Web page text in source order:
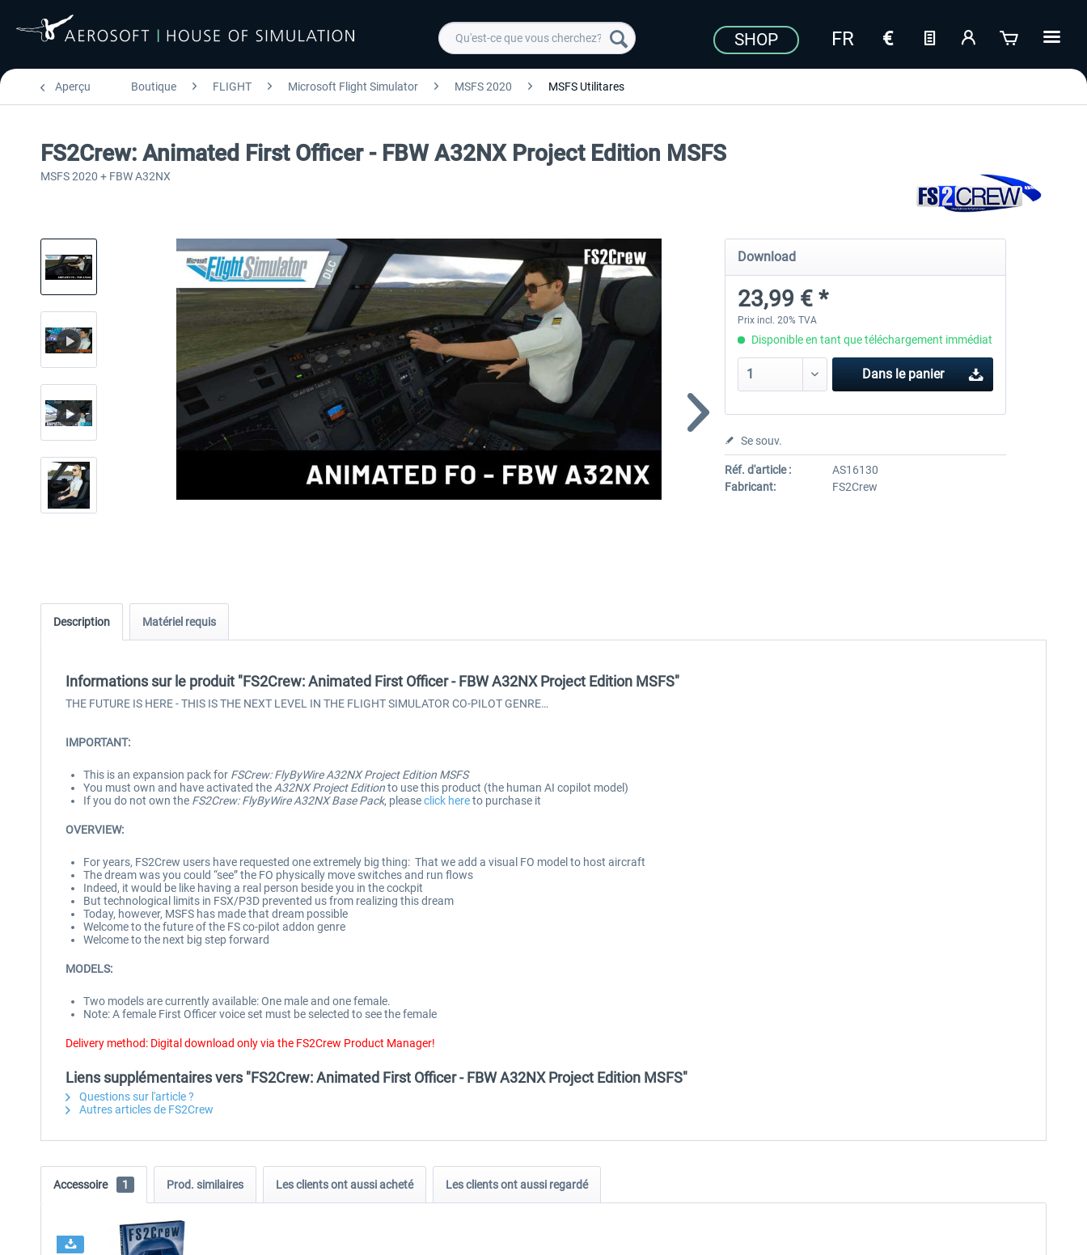
SHOP
Aperçu Boutique FLIGHT Microsoft Flight Simulator MSFS 2020 MSFS Utilitares
FS2Crew: Animated First Officer - FBW A32NX Project Edition MSFS
MSFS 2020 + FBW A32NX
Download
23,99 € *
Prix incl. 20% TVA
Disponible en tant que téléchargement immédiat
Dans le panier
Se souv.
Réf. d'article :
AS16130
Fabricant:
FS2Crew
Description Matériel requis
Informations sur le produit "FS2Crew: Animated First Officer - FBW A32NX Project Edition MSFS"
THE FUTURE IS HERE - THIS IS THE NEXT LEVEL IN THE FLIGHT SIMULATOR CO-PILOT GENRE…
IMPORTANT:
This is an expansion pack for FSCrew: FlyByWire A32NX Project Edition MSFS
You must own and have activated the A32NX Project Editionto use this product (the human AI copilot model)
If you do not own the FS2Crew: FlyByWire A32NX Base Pack, pleaseclick hereto purchase it
OVERVIEW:
For years, FS2Crew users have requested one extremely big thing: That we add a visual FO model to host aircraft
The dream was you could “see” the FO physically move switches and run flows
Indeed, it would be like having a real person beside you in the cockpit
But technological limits in FSX/P3D prevented us from realizing this dream
Today, however, MSFS has made that dream possible
Welcome to the future of the FS co-pilot addon genre
Welcome to the next big step forward
MODELS:
Two models are currently available: One male and one female.
Note: A female First Officer voice set must be selected to see the female
Delivery method: Digital download only via the FS2Crew Product Manager!
Liens supplémentaires vers "FS2Crew: Animated First Officer - FBW A32NX Project Edition MSFS"
Questions sur l'article ?
Autres articles de FS2Crew
Accessoire 1 Prod. similaires Les clients ont aussi acheté Les clients ont aussi regardé